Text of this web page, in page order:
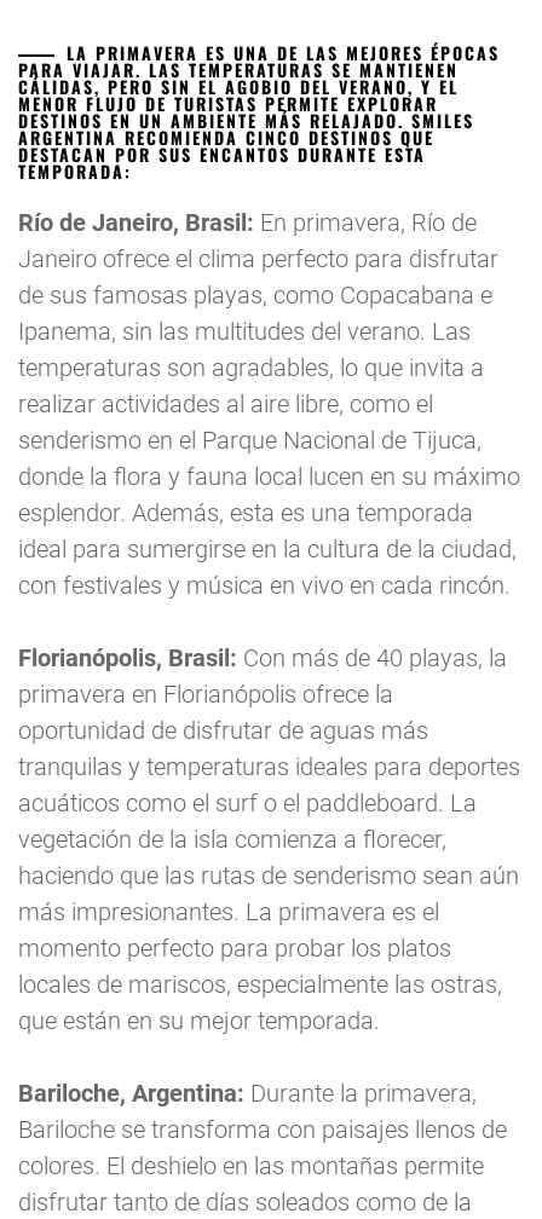
LA PRIMAVERA ES UNA DE LAS MEJORES ÉPOCAS
PARA VIAJAR. LAS TEMPERATURAS SE MANTIENEN
CÁLIDAS, PERO SIN EL AGOBIO DEL VERANO, Y EL
MENOR FLUJO DE TURISTAS PERMITE EXPLORAR
DESTINOS EN UN AMBIENTE MÁS RELAJADO. SMILES
ARGENTINA RECOMIENDA CINCO DESTINOS QUE
DESTACAN POR SUS ENCANTOS DURANTE ESTA
TEMPORADA:
Río de Janeiro, Brasil: En primavera, Río de
Janeiro ofrece el clima perfecto para disfrutar
de sus famosas playas, como Copacabana e
Ipanema, sin las multitudes del verano. Las
temperaturas son agradables, lo que invita a
realizar actividades al aire libre, como el
senderismo en el Parque Nacional de Tijuca,
donde la flora y fauna local lucen en su máximo
esplendor. Además, esta es una temporada
ideal para sumergirse en la cultura de la ciudad,
con festivales y música en vivo en cada rincón.
Florianópolis, Brasil: Con más de 40 playas, la
primavera en Florianópolis ofrece la
oportunidad de disfrutar de aguas más
tranquilas y temperaturas ideales para deportes
acuáticos como el surf o el paddleboard. La
vegetación de la isla comienza a florecer,
haciendo que las rutas de senderismo sean aún
más impresionantes. La primavera es el
momento perfecto para probar los platos
locales de mariscos, especialmente las ostras,
que están en su mejor temporada.
Bariloche, Argentina: Durante la primavera,
Bariloche se transforma con paisajes llenos de
colores. El deshielo en las montañas permite
disfrutar tanto de días soleados como de la